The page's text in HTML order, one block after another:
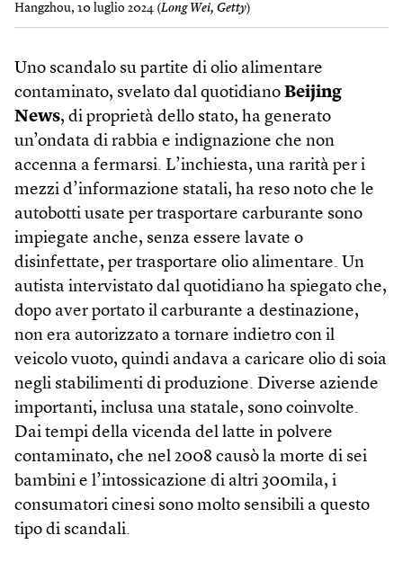
Hangzhou, 10 luglio 2024 (Long Wei, Getty)
Uno scandalo su partite di olio alimentare
contaminato, svelato dal quotidiano Beijing
News, di proprietà dello stato, ha generato
un’ondata di rabbia e indignazione che non
accenna a fermarsi. L’inchiesta, una rarità per i
mezzi d’informazione statali, ha reso noto che le
autobotti usate per trasportare carburante sono
impiegate anche, senza essere lavate o
disinfettate, per trasportare olio alimentare. Un
autista intervistato dal quotidiano ha spiegato che,
dopo aver portato il carburante a destinazione,
non era autorizzato a tornare indietro con il
veicolo vuoto, quindi andava a caricare olio di soia
negli stabilimenti di produzione. Diverse aziende
importanti, inclusa una statale, sono coinvolte.
Dai tempi della vicenda del latte in polvere
contaminato, che nel 2008 causò la morte di sei
bambini e l’intossicazione di altri 300mila, i
consumatori cinesi sono molto sensibili a questo
tipo di scandali.